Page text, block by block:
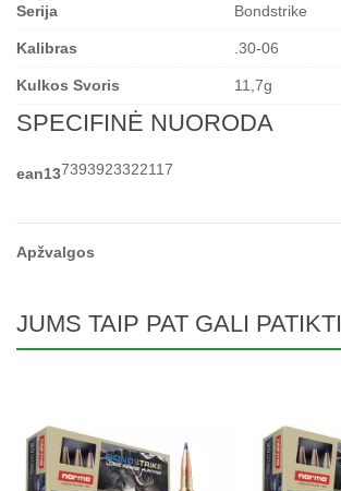
Serija Bondstrike
Kalibras .30-06
Kulkos Svoris 11,7g
SPECIFINĖ NUORODA
ean137393923322117
Apžvalgos
JUMS TAIP PAT GALI PATIKTI